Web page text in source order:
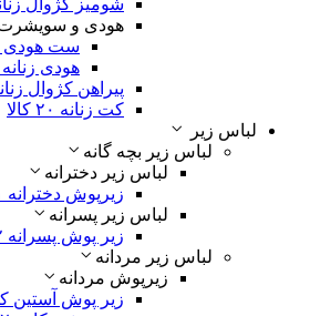
شومیز کژوال
هودی و سویشرت
ست هودی و
هودی زنانه
پیراهن کژوال
کت زنانه
لباس زیر
لباس زیر بچه گانه
لباس زیر دخترانه
زیرپوش دخترانه
لباس زیر پسرانه
زیر پوش پسرانه
لباس زیر مردانه
زیرپوش مردانه
زیر پوش آستین